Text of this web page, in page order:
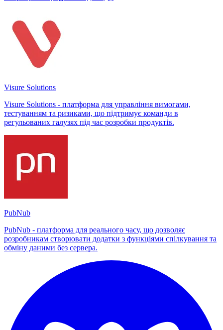
Visure Solutions
Visure Solutions - платформа для управління вимогами,
тестуванням та ризиками, що підтримує команди в
регульованих галузях під час розробки продуктів.
PubNub
PubNub - платформа для реального часу, що дозволяє
розробникам створювати додатки з функціями спілкування та
обміну даними без сервера.